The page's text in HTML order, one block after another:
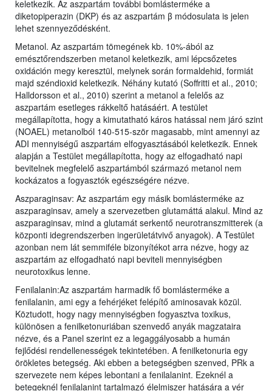
keletkezik. Az aszpartám további bomlásterméke a
diketopiperazin (DKP) és az aszpartám β módosulata is jelen
lehet szennyeződésként.
Metanol. Az aszpartám tömegének kb. 10%-ából az
emésztőrendszerben metanol keletkezik, ami lépcsőzetes
oxidáción megy keresztül, melynek során formaldehid, formiát
majd széndioxid keletkezik. Néhány kutató (Soffritti et al., 2010;
Halldorsson et al., 2010) szerint a metanol a felelős az
aszpartám esetleges rákkeltő hatásáért. A testület
megállapította, hogy a kimutatható káros hatással nem járó szint
(NOAEL) metanolból 140-515-ször magasabb, mint amennyi az
ADI mennyiségű aszpartám elfogyasztásából keletkezik. Ennek
alapján a Testület megállapította, hogy az elfogadható napi
bevitelnek megfelelő aszpartámból származó metanol nem
kockázatos a fogyasztók egészségére nézve.
Aszparaginsav: Az aszpartám egy másik bomlásterméke az
aszparaginsav, amely a szervezetben glutamáttá alakul. Mind az
aszparaginsav, mind a glutamát serkentő neurotranszmitterek (a
központi idegrendszerben ingerületátvivő anyagok). A Testület
azonban nem lát semmiféle bizonyítékot arra nézve, hogy az
aszpartám az elfogadható napi beviteli mennyiségben
neurotoxikus lenne.
Fenilalanin:Az aszpartám harmadik fő bomlásterméke a
fenilalanin, ami egy a fehérjéket felépítő aminosavak közül.
Köztudott, hogy nagy mennyiségben fogyasztva toxikus,
különösen a fenilketonuriában szenvedő anyák magzataira
nézve, és a Panel szerint ez a legaggályosabb a humán
fejlődési rendellenességek tekintetében. A fenilketonuria egy
örökletes betegség. Aki ebben a betegségben szenved, PRk a
szervezete nem képes lebontani a fenilalanint. Ezeknél a
betegeknél fenilalanint tartalmazó élelmiszer hatására a vér